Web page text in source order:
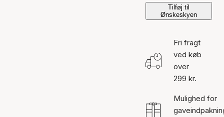
Tilføj til
Ønskeskyen
Fri fragt
ved køb
over
299 kr.
Mulighed for